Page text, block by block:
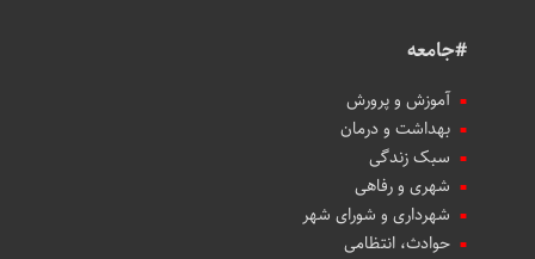
#جامعه
آموزش و پرورش
بهداشت و درمان
سبک زندگی
شهری و رفاهی
شهرداری و شورای شهر
حوادث، انتظامی